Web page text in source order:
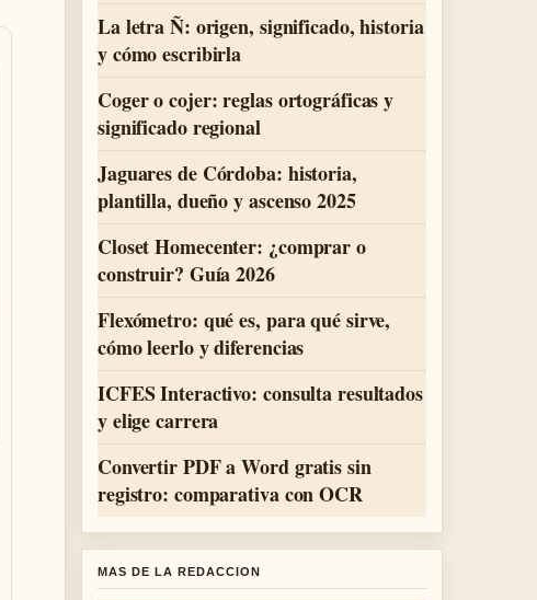
La letra Ñ: origen, significado, historia
y cómo escribirla
Coger o cojer: reglas ortográficas y
significado regional
Jaguares de Córdoba: historia,
plantilla, dueño y ascenso 2025
Closet Homecenter: ¿comprar o
construir? Guía 2026
Flexómetro: qué es, para qué sirve,
cómo leerlo y diferencias
ICFES Interactivo: consulta resultados
y elige carrera
Convertir PDF a Word gratis sin
registro: comparativa con OCR
MAS DE LA REDACCION